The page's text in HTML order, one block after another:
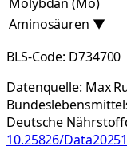
Aminosäuren ▼
BLS-Code: D734700
Datenquelle: Max
Deutsche
10.25826/